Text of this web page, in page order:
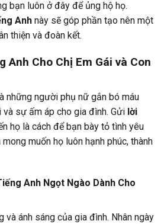
bạn luôn ở đây để ủng hộ họ.
Anh này sẽ góp phần tạo nên một
thiện và đoàn kết.
Anh Cho Chị Em Gái và Con
những người phụ nữ gắn bó máu
và sự ấm áp cho gia đình. Gửi lời
họ là cách để bạn bày tỏ tình yêu
muốn họ luôn hạnh phúc, thành
Anh Ngọt Ngào Dành Cho
và ánh sáng của gia đình. Nhân ngày